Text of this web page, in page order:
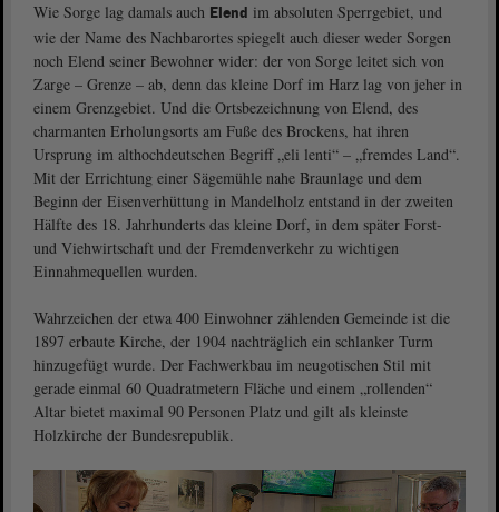
Wie Sorge lag damals auch Elend im absoluten Sperrgebiet, und
wie der Name des Nachbarortes spiegelt auch dieser weder Sorgen
noch Elend seiner Bewohner wider: der von Sorge leitet sich von
Zarge – Grenze – ab, denn das kleine Dorf im Harz lag von jeher in
einem Grenzgebiet. Und die Ortsbezeichnung von Elend, des
charmanten Erholungsorts am Fuße des Brockens, hat ihren
Ursprung im althochdeutschen Begriff „eli lenti“ – „fremdes Land“.
Mit der Errichtung einer Sägemühle nahe Braunlage und dem
Beginn der Eisenverhüttung in Mandelholz entstand in der zweiten
Hälfte des 18. Jahrhunderts das kleine Dorf, in dem später Forst-
und Viehwirtschaft und der Fremdenverkehr zu wichtigen
Einnahmequellen wurden.
Wahrzeichen der etwa 400 Einwohner zählenden Gemeinde ist die
1897 erbaute Kirche, der 1904 nachträglich ein schlanker Turm
hinzugefügt wurde. Der Fachwerkbau im neugotischen Stil mit
gerade einmal 60 Quadratmetern Fläche und einem „rollenden“
Altar bietet maximal 90 Personen Platz und gilt als kleinste
Holzkirche der Bundesrepublik.